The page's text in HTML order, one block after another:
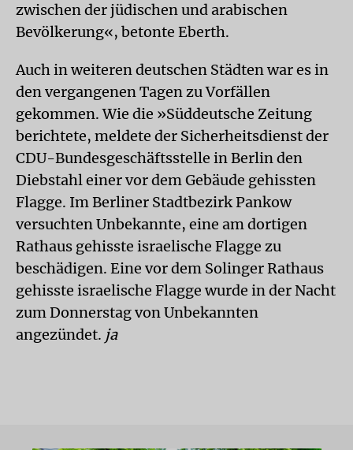
zwischen der jüdischen und arabischen
Bevölkerung«, betonte Eberth.
Auch in weiteren deutschen Städten war es in
den vergangenen Tagen zu Vorfällen
gekommen. Wie die »Süddeutsche Zeitung
berichtete, meldete der Sicherheitsdienst der
CDU-Bundesgeschäftsstelle in Berlin den
Diebstahl einer vor dem Gebäude gehissten
Flagge. Im Berliner Stadtbezirk Pankow
versuchten Unbekannte, eine am dortigen
Rathaus gehisste israelische Flagge zu
beschädigen. Eine vor dem Solinger Rathaus
gehisste israelische Flagge wurde in der Nacht
zum Donnerstag von Unbekannten
angezündet. ja